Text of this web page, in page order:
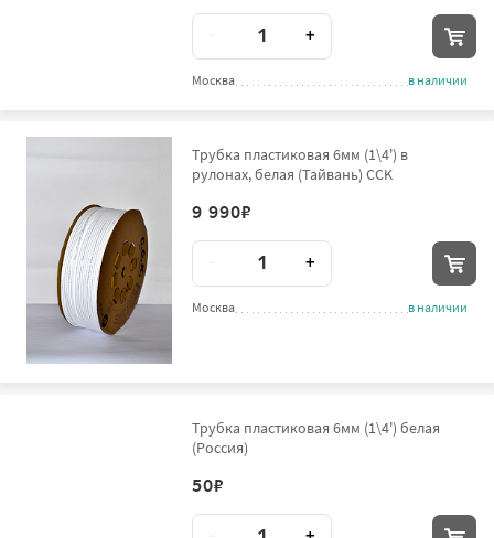
Количество
+
Москва в наличии
Трубка пластиковая 6мм (1\4') в
рулонах, белая (Тайвань) CCK
9 990₽
Количество
+
Москва в наличии
Трубка пластиковая 6мм (1\4') белая
(Россия)
50₽
Количество